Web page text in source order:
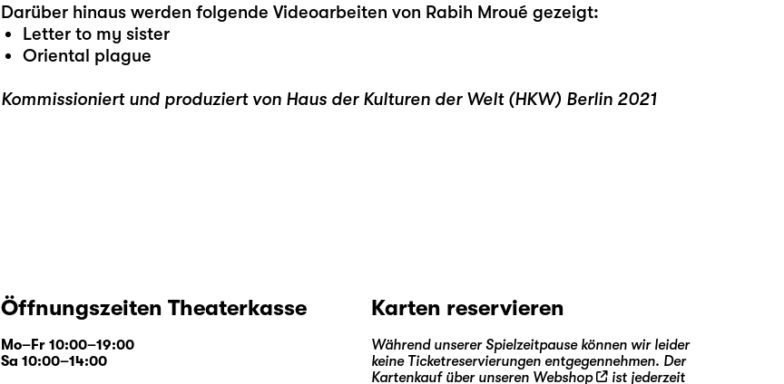
Darüber hinaus werden folgende Videoarbeiten von Rabih Mroué gezeigt:
Letter to my sister
Oriental plague
Kommissioniert und produziert von Haus der Kulturen der Welt (HKW) Berlin 2021
Öffnungszeiten Theaterkasse
Mo–Fr 10:00–19:00
Sa 10:00–14:00
Karten reservieren
Während unserer Spielzeitpause können wir leider
keine Ticketreservierungen entgegennehmen. Der
Kartenkauf über unseren Webshop ist jederzeit